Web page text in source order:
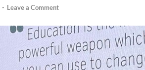
- Leave a Comment